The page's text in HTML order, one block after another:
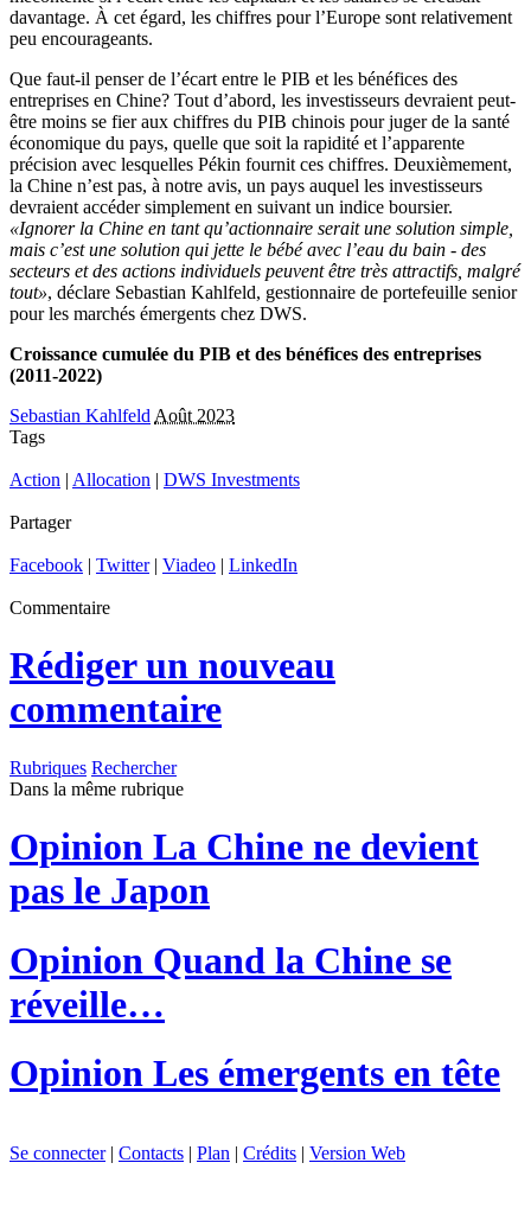
davantage. À cet égard, les chiffres pour l’Europe sont relativement
peu encourageants.
Que faut-il penser de l’écart entre le PIB et les bénéfices des
entreprises en Chine? Tout d’abord, les investisseurs devraient peut-
être moins se fier aux chiffres du PIB chinois pour juger de la santé
économique du pays, quelle que soit la rapidité et l’apparente
précision avec lesquelles Pékin fournit ces chiffres. Deuxièmement,
la Chine n’est pas, à notre avis, un pays auquel les investisseurs
devraient accéder simplement en suivant un indice boursier.
«Ignorer la Chine en tant qu’actionnaire serait une solution simple,
mais c’est une solution qui jette le bébé avec l’eau du bain - des
secteurs et des actions individuels peuvent être très attractifs, malgré
tout», déclare Sebastian Kahlfeld, gestionnaire de portefeuille senior
pour les marchés émergents chez DWS.
Croissance cumulée du PIB et des bénéfices des entreprises
(2011-2022)
Sebastian Kahlfeld Août 2023
Tags
Action | Allocation | DWS Investments
Partager
Facebook | Twitter| Viadeo | LinkedIn
Commentaire
Rédiger un nouveau
commentaire
Rubriques Rechercher
Dans la même rubrique
Opinion La Chine ne devient
pas le Japon
Opinion Quand la Chine se
réveille…
Opinion Les émergents en tête
Se connecter| Contacts | Plan | Crédits | Version Web